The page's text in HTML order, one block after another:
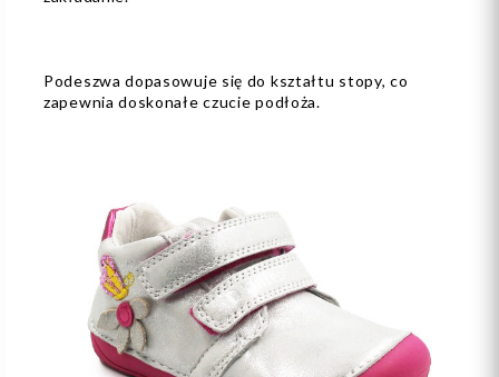
Podeszwa dopasowuje się do kształtu stopy, co
zapewnia doskonałe czucie podłoża.